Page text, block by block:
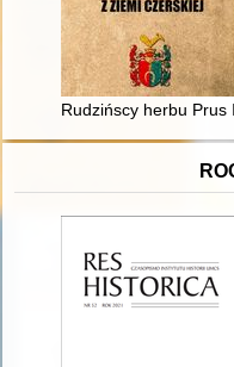
Rudzińscy herbu Prus